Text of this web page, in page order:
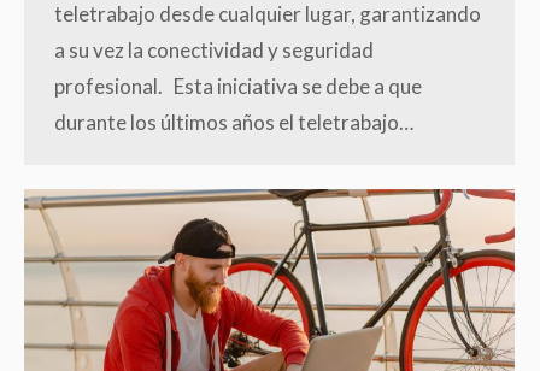
teletrabajo desde cualquier lugar, garantizando
a su vez la conectividad y seguridad
profesional. Esta iniciativa se debe a que
durante los últimos años el teletrabajo…